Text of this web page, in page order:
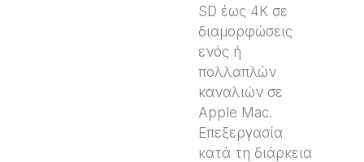
SD έως 4K σε
διαμορφώσεις
ενός ή
πολλαπλών
καναλιών σε
Apple Mac.
Επεξεργασία
κατά τη διάρκεια